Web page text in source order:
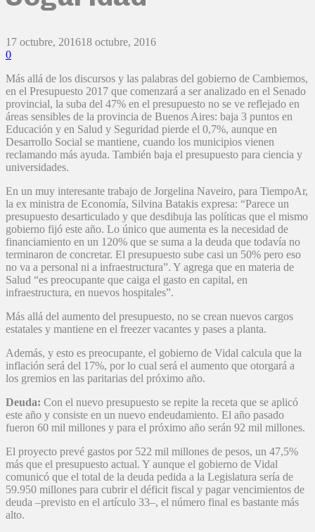
17 octubre, 201618 octubre, 2016
0
Más allá de los discursos y las palabras del gobierno de Cambiemos,
en el Presupuesto 2017 que comenzará a ser analizado en el Senado
provincial, la suba del 47% en el presupuesto no se ve reflejado en
áreas sensibles de la provincia de Buenos Aires: baja 3 puntos en
Educación y en Salud y Seguridad pierde el 0,7%, aunque en
Desarrollo Social se mantiene, cuando los municipios vienen
reclamando más ayuda. También baja el presupuesto para ciencia y
universidades.
En un muy interesante trabajo de Jorgelina Naveiro, para TiempoAr,
la ex ministra de Economía, Silvina Batakis expresa: “Parece un
presupuesto desarticulado y que desdibuja las políticas que el mismo
gobierno fijó este año. Lo único que aumenta es la necesidad de
financiamiento en un 120% que se suma a la deuda que todavía no
terminaron de concretar. El presupuesto sube casi un 50% pero eso
no va a personal ni a infraestructura”. Y agrega que en materia de
Salud “es preocupante que caiga el gasto en capital, en
infraestructura, en nuevos hospitales”.
Más allá del aumento del presupuesto, no se crean nuevos cargos
estatales y mantiene en el freezer vacantes y pases a planta.
Además, y esto es preocupante, el gobierno de Vidal calcula que la
inflación será del 17%, por lo cual será el aumento que otorgará a
los gremios en las paritarias del próximo año.
Deuda: Con el nuevo presupuesto se repite la receta que se aplicó
este año y consiste en un nuevo endeudamiento. El año pasado
fueron 60 mil millones y para el próximo año serán 92 mil millones.
El proyecto prevé gastos por 522 mil millones de pesos, un 47,5%
más que el presupuesto actual. Y aunque el gobierno de Vidal
comunicó que el total de la deuda pedida a la Legislatura sería de
59.950 millones para cubrir el déficit fiscal y pagar vencimientos de
deuda –previsto en el artículo 33–, el número final es bastante más
alto.